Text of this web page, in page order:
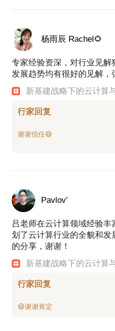
杨雨辰 Rachel🌻
专家经验资深，对行业见
发展趋势均有很好的见解，
新基建战略下的云计算
行家回复
谢谢信任😄
Pavlov'
吕老师在云计算领域经验丰
划了云计算行业的全貌和发
的分享，谢谢！
新基建战略下的云计算
行家回复